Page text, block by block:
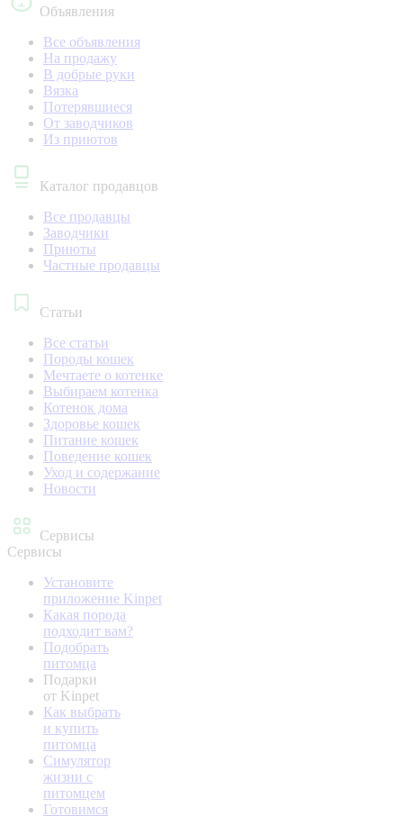
Объявления
Все объявления
На продажу
В добрые руки
Вязка
Потерявшиеся
От заводчиков
Из приютов
Каталог продавцов
Все продавцы
Заводчики
Приюты
Частные продавцы
Статьи
Все статьи
Породы кошек
Мечтаете о котенке
Выбираем котенка
Котенок дома
Здоровье кошек
Питание кошек
Поведение кошек
Уход и содержание
Новости
Сервисы
Сервисы
Установите
приложение Kinpet
Какая порода
подходит вам?
Подобрать
питомца
Подарки
от Kinpet
Как выбрать
и купить
питомца
Симулятор
жизни с
питомцем
Готовимся